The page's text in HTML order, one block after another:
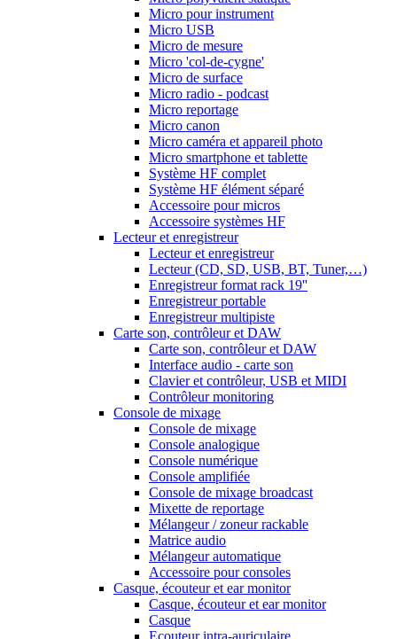
Micro pour instrument
Micro USB
Micro de mesure
Micro 'col-de-cygne'
Micro de surface
Micro radio - podcast
Micro reportage
Micro canon
Micro caméra et appareil photo
Micro smartphone et tablette
Système HF complet
Système HF élément séparé
Accessoire pour micros
Accessoire systèmes HF
Lecteur et enregistreur
Lecteur et enregistreur
Lecteur (CD, SD, USB, BT, Tuner,…)
Enregistreur format rack 19''
Enregistreur portable
Enregistreur multipiste
Carte son, contrôleur et DAW
Carte son, contrôleur et DAW
Interface audio - carte son
Clavier et contrôleur, USB et MIDI
Contrôleur monitoring
Console de mixage
Console de mixage
Console analogique
Console numérique
Console amplifiée
Console de mixage broadcast
Mixette de reportage
Mélangeur / zoneur rackable
Matrice audio
Mélangeur automatique
Accessoire pour consoles
Casque, écouteur et ear monitor
Casque, écouteur et ear monitor
Casque
Ecouteur intra-auriculaire